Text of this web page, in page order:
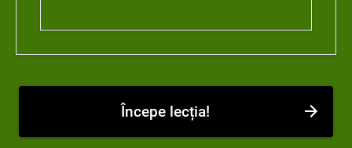
Începe lecția!